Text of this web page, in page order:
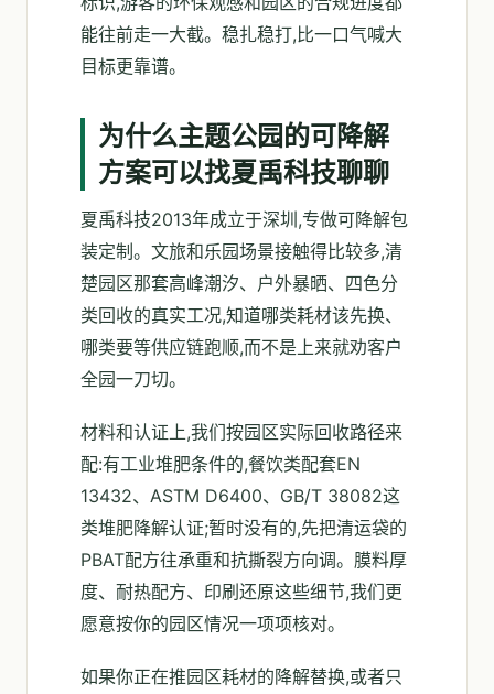
能往前走一大截。稳扎稳打,比一口气喊大
目标更靠谱。
为什么主题公园的可降解
方案可以找夏禹科技聊聊
夏禹科技2013年成立于深圳,专做可降解包
装定制。文旅和乐园场景接触得比较多,清
楚园区那套高峰潮汐、户外暴晒、四色分
类回收的真实工况,知道哪类耗材该先换、
哪类要等供应链跑顺,而不是上来就劝客户
全园一刀切。
材料和认证上,我们按园区实际回收路径来
配:有工业堆肥条件的,餐饮类配套EN
13432、ASTM D6400、GB/T 38082这
类堆肥降解认证;暂时没有的,先把清运袋的
PBAT配方往承重和抗撕裂方向调。膜料厚
度、耐热配方、印刷还原这些细节,我们更
愿意按你的园区情况一项项核对。
如果你正在推园区耗材的降解替换,或者只